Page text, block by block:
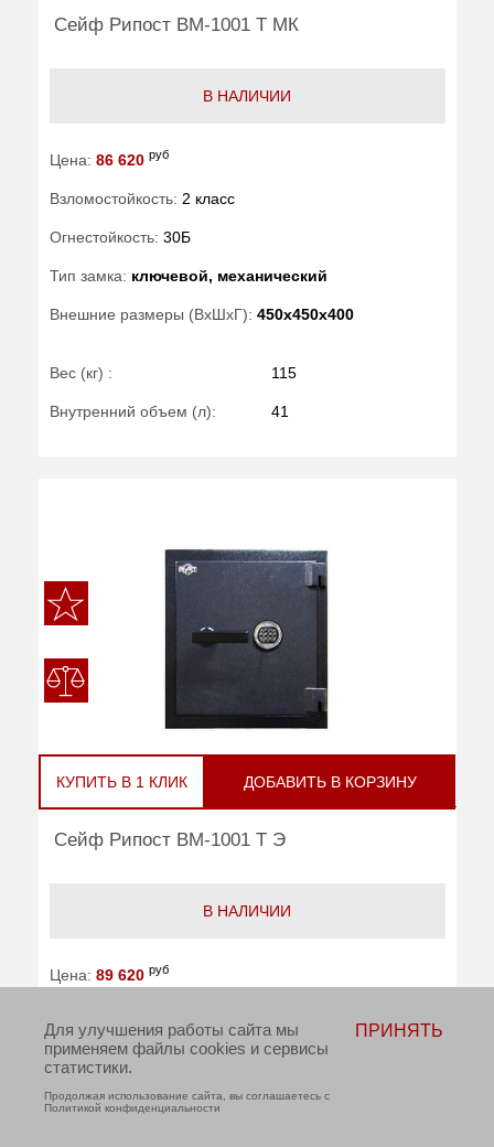
Сейф Рипост ВМ-1001 Т МК
В НАЛИЧИИ
Цена: 86 620 руб
Взломостойкость: 2 класс
Огнестойкость: 30Б
Тип замка: ключевой, механический
Внешние размеры (ВхШхГ): 450x450x400
Вес (кг) : 115
Внутренний объем (л): 41
КУПИТЬ В 1 КЛИК ДОБАВИТЬ В КОРЗИНУ
Сейф Рипост ВМ-1001 Т Э
В НАЛИЧИИ
Цена: 89 620 руб
Огнестойкость: 30Б
Тип замка: электронный
Для улучшения работы сайта мы
применяем файлы cookies и сервисы
статистики.
Продолжая использование сайта, вы соглашаетесь с
Политикой конфиденциальности
ПРИНЯТЬ